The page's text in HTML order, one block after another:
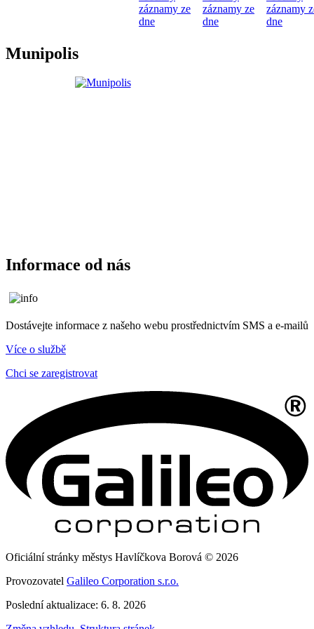
záznamy ze
dne
záznamy ze
dne
záznamy
dne
Munipolis
Informace od nás
Dostávejte informace z našeho webu prostřednictvím SMS a e-mailů
Více o službě
Chci se zaregistrovat
Oficiální stránky městys Havlíčkova Borová © 2026
Provozovatel Galileo Corporation s.r.o.
Poslední aktualizace: 6. 8. 2026